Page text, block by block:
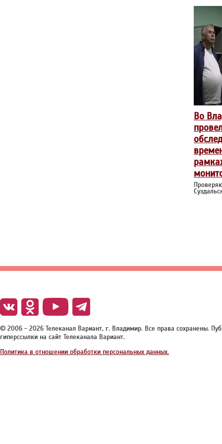
Во
© 2006 - 2026 Телеканал Вариант, г. Владимир. Все права сохранены.
гиперссылки на сайт Телеканала Вариант.
Политика в отношении обработки персональных данных.